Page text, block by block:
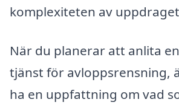
komplexiteten av
När du planerar att anlita
tjänst för avloppsrensning,
ha en uppfattning om vad